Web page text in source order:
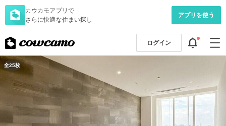
カウカモアプリで
さらに快適な住まい探し
アプリを使う
ログイン
全25枚